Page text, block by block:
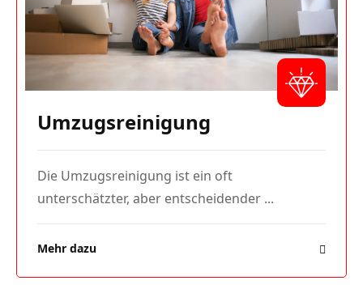
Umzugsreinigung
Die Umzugsreinigung ist ein oft
unterschätzter, aber entscheidender ...
Mehr dazu